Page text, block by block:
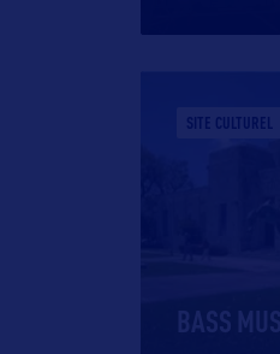
SITE CULTUREL
BASS